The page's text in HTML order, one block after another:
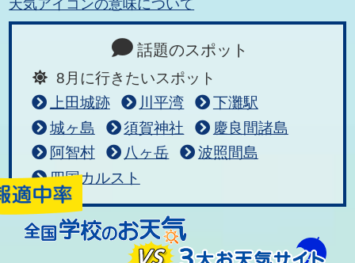
天気アイコンの意味について
話題のスポット
8月に行きたいスポット
上田城跡
川平湾
下灘駅
城ヶ島
須賀神社
慶良間諸島
阿智村
八ヶ岳
波照間島
四国カルスト